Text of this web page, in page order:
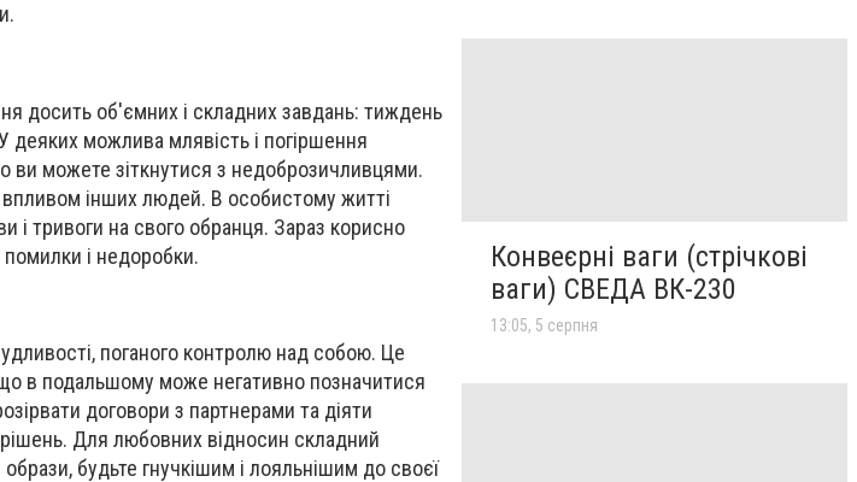
досить об'ємних і складних завдань: тиждень
деяких можлива млявість і погіршення
ви можете зіткнутися з недоброзичливцями.
впливом інших людей. В особистому житті
і тривоги на свого обранця. Зараз корисно
помилки і недоробки.
поганого контролю над собою. Це
в подальшому може негативно позначитися
договори з партнерами та діяти
Для любовних відносин складний
будьте гнучкішим і лояльнішим до своєї
Конвеєрні ваги (стрічкові
ваги) СВЕДА ВК-230
13:05, 5 серпня